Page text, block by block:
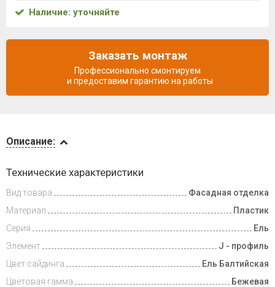
и оплата
Описание:
Технические характеристики
Вид товара
Фасадная отделка
Материал
Пластик
Серия
Ель
Элемент
J - профиль
Цвет сайдинга
Ель Балтийская
Цветовая гамма
Бежевая
Наличие: уточняйте
Заказать монтаж
Профессионально смонтируем
и предоставим гарантию на работы